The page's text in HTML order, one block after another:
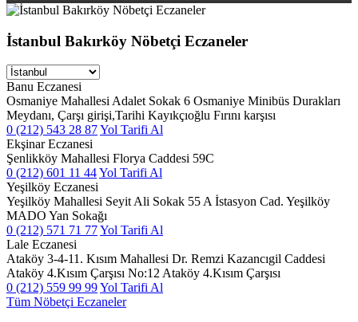
İstanbul Bakırköy Nöbetçi Eczaneler
Banu Eczanesi
Osmaniye Mahallesi Adalet Sokak 6 Osmaniye Minibüs Durakları
Meydanı, Çarşı girişi,Tarihi Kayıkçıoğlu Fırını karşısı
0 (212) 543 28 87Yol Tarifi Al
Ekşinar Eczanesi
Şenlikköy Mahallesi Florya Caddesi 59C
0 (212) 601 11 44Yol Tarifi Al
Yeşilköy Eczanesi
Yeşilköy Mahallesi Seyit Ali Sokak 55 A İstasyon Cad. Yeşilköy
MADO Yan Sokağı
0 (212) 571 71 77Yol Tarifi Al
Lale Eczanesi
Ataköy 3-4-11. Kısım Mahallesi Dr. Remzi Kazancıgil Caddesi
Ataköy 4.Kısım Çarşısı No:12 Ataköy 4.Kısım Çarşısı
0 (212) 559 99 99Yol Tarifi Al
Tüm Nöbetçi Eczaneler